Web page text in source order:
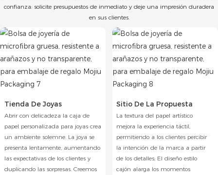
confianza: solicite presupuestos de inmediato y deje una impresión duradera
en sus clientes.
Tienda De Joyas
Abrir con delicadeza la caja de
papel personalizada para joyas crea
un ambiente solemne. La joya se
presenta lentamente, aumentando
las expectativas de los clientes y
duplicando las sorpresas. Creemos
Sitio De La Propuesta
La textura del papel artístico
mejora la experiencia táctil,
permitiendo a los clientes percibir
la intención de la marca a partir
de los detalles; El diseño estilo
cajón alarga los momentos